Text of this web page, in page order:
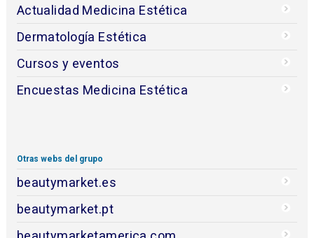
Actualidad Medicina Estética
Dermatología Estética
Cursos y eventos
Encuestas Medicina Estética
Otras webs del grupo
beautymarket.es
beautymarket.pt